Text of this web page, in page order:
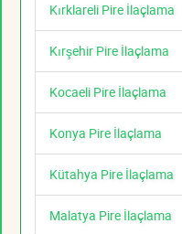
Kırklareli Pire İlaçlama
Kırşehir Pire İlaçlama
Kocaeli Pire İlaçlama
Konya Pire İlaçlama
Kütahya Pire İlaçlama
Malatya Pire İlaçlama